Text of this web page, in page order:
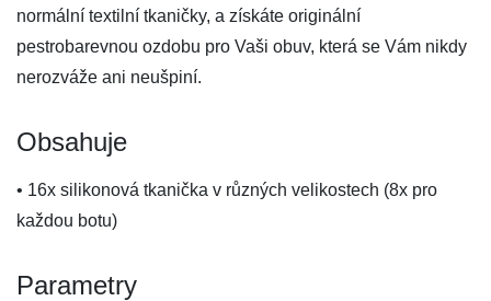
normální textilní tkaničky, a získáte originální
pestrobarevnou ozdobu pro Vaši obuv, která se Vám nikdy
nerozváže ani neušpiní.
Obsahuje
• 16x silikonová tkanička v různých velikostech (8x pro
každou botu)
Parametry